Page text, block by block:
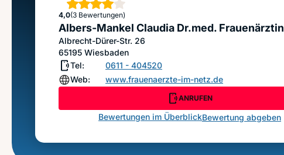
4,0
Sterne
(3 Bewertungen)
Albers-Mankel Claudia Dr.med. Frauenärztin
Albrecht-Dürer-Str. 26
65195 Wiesbaden
Tel:
0611 - 404520
Web:
www.frauenaerzte-im-netz.de
ANRUFEN
Bewertungen im ÜberblickBewertung abgeben